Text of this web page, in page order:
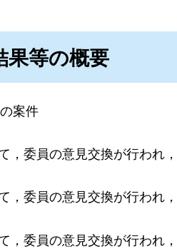
果等の概要
案件
，委員の意見交換が行われ，
， 委員の意見交換が行われ
，委員の意見交換が行われ